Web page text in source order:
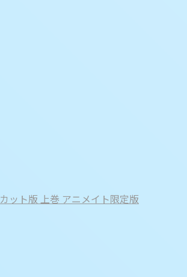
ット版 上巻 アニメイト限定版